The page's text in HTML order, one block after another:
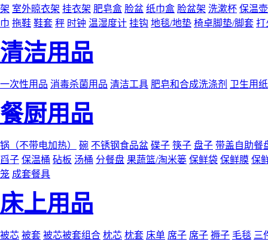
架 室外晾衣架 挂衣架 肥皂盒 脸盆 纸巾盒 脸盆架 洗漱杯 保温
巾 拖鞋 鞋套 秤 时钟 温湿度计 挂钩 地毯/地垫 椅卓脚垫/脚套 打
清洁用品
一次性用品 消毒杀菌用品 清洁工具 肥皂和合成洗涤剂 卫生用
餐厨用品
锅（不带电加热） 碗 不锈钢食品盆 碟子 筷子 盘子 带盖自助餐
舀子 保温桶 砧板 汤桶 分餐盘 果蔬篮/淘米篓 保鲜袋 保鲜膜 保
笼 成套餐具
床上用品
被芯 被套 被芯被套组合 枕芯 枕套 床单 席子 席子 褥子 毛毯 三